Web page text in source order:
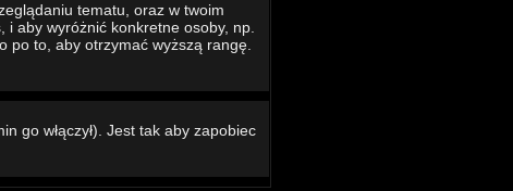
tematu, oraz w twoim
aby wyróżnić konkretne osoby, np.
po to, aby otrzymać wyższą rangę.
go włączył). Jest tak aby zapobiec